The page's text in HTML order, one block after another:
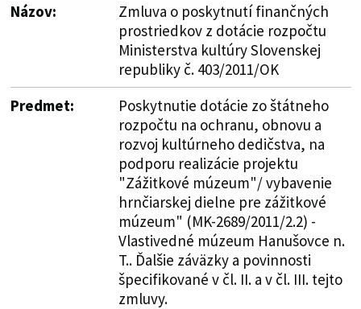
Názov:
Zmluva o poskytnutí finančných
prostriedkov z dotácie rozpočtu
Ministerstva kultúry Slovenskej
republiky č. 403/2011/OK
Predmet:
Poskytnutie dotácie zo štátneho
rozpočtu na ochranu, obnovu a
rozvoj kultúrneho dedičstva, na
podporu realizácie projektu
"Zážitkové múzeum"/ vybavenie
hrnčiarskej dielne pre zážitkové
múzeum" (MK-2689/2011/2.2) -
Vlastivedné múzeum Hanušovce n.
T.. Ďalšie záväzky a povinnosti
špecifikované v čl. II. a v čl. III. tejto
zmluvy.